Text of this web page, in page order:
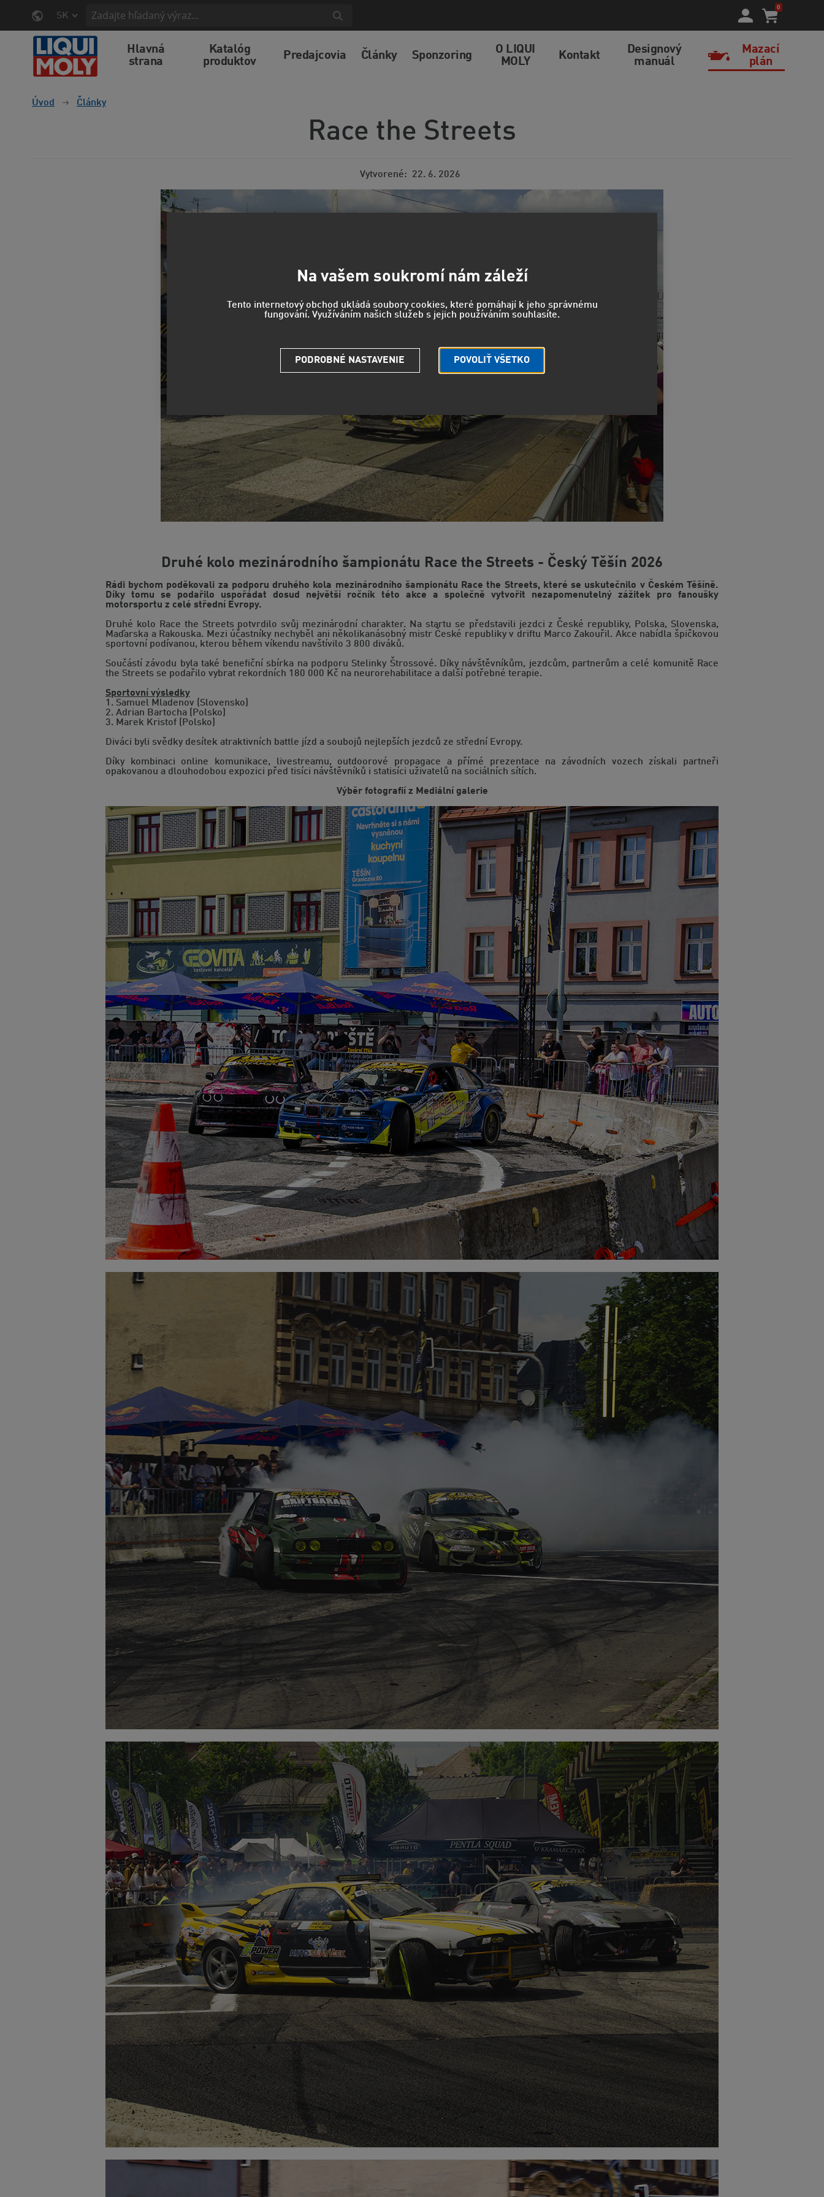
SK
0
Hlavná
strana
Katalóg
produktov
Predajcovia Články Sponzoring
O LIQUI
MOLY
Kontakt
Designový
manuál
Mazací
plán
Úvod Články
Race the Streets
Vytvorené 22. 6. 2026
Druhé kolo mezinárodního šampionátu Race the Streets - Český Těšín 2026
Rádi bychom poděkovali za podporu druhého kola mezinárodního šampionátu Race the Streets, které se uskutečnilo v Českém Těšíně.
Díky tomu se podařilo uspořádat dosud největší ročník této akce a společně vytvořit nezapomenutelný zážitek pro fanoušky
motorsportu z celé střední Evropy.
Druhé kolo Race the Streets potvrdilo svůj mezinárodní charakter. Na startu se představili jezdci z České republiky, Polska, Slovenska,
Maďarska a Rakouska. Mezi účastníky nechyběl ani několikanásobný mistr České republiky v driftu Marco Zakouřil. Akce nabídla špičkovou
sportovní podívanou, kterou během víkendu navštívilo 3 800 diváků.
Součástí závodu byla také benefiční sbírka na podporu Stelinky Štrossové. Díky návštěvníkům, jezdcům, partnerům a celé komunitě Race
the Streets se podařilo vybrat rekordních 180 000 Kč na neurorehabilitace a další potřebné terapie.
Sportovní výsledky
1. Samuel Mladenov (Slovensko)
2. Adrian Bartocha (Polsko)
3. Marek Kristof (Polsko)
Diváci byli svědky desítek atraktivních battle jízd a soubojů nejlepších jezdců ze střední Evropy.
Díky kombinaci online komunikace, livestreamu, outdoorové propagace a přímé prezentace na závodních vozech získali partneři
opakovanou a dlouhodobou expozici před tisíci návštěvníků i statisíci uživatelů na sociálních sítích.
Výběr fotografií z Mediální galerie
Na vašem soukromí nám záleží
Tento internetový obchod ukládá soubory cookies, které pomáhají k jeho správnému
fungování. Využíváním našich služeb s jejich používáním souhlasíte.
POVOLIŤ VŠETKO
PODROBNÉ NASTAVENIE